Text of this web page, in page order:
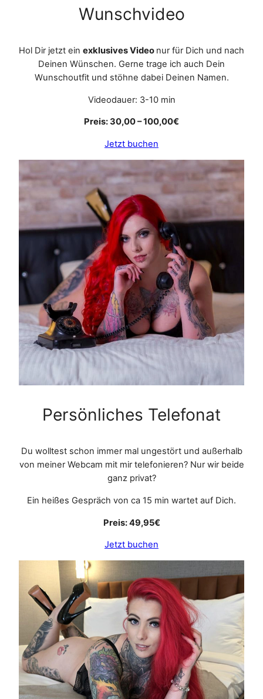
Wunschvideo
Hol Dir jetzt ein exklusives Video nur für Dich und nach
Deinen Wünschen. Gerne trage ich auch Dein
Wunschoutfit und stöhne dabei Deinen Namen.
Videodauer: 3-10 min
Preis: 30,00 – 100,00€
Jetzt buchen
Persönliches Telefonat
Du wolltest schon immer mal ungestört und außerhalb
von meiner Webcam mit mir telefonieren? Nur wir beide
ganz privat?
Ein heißes Gespräch von ca 15 min wartet auf Dich.
Preis: 49,95€
Jetzt buchen